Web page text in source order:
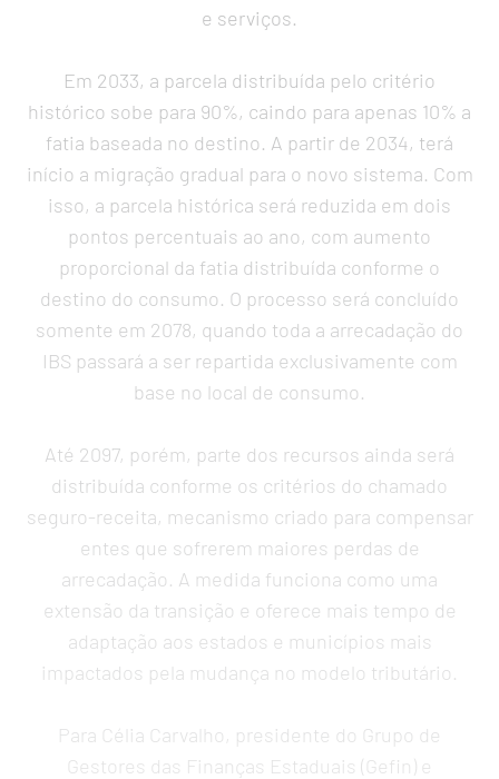
e serviços.
Em 2033, a parcela distribuída pelo critério
histórico sobe para 90%, caindo para apenas 10% a
fatia baseada no destino. A partir de 2034, terá
início a migração gradual para o novo sistema. Com
isso, a parcela histórica será reduzida em dois
pontos percentuais ao ano, com aumento
proporcional da fatia distribuída conforme o
destino do consumo. O processo será concluído
somente em 2078, quando toda a arrecadação do
IBS passará a ser repartida exclusivamente com
base no local de consumo.
Até 2097, porém, parte dos recursos ainda será
distribuída conforme os critérios do chamado
seguro-receita, mecanismo criado para compensar
entes que sofrerem maiores perdas de
arrecadação. A medida funciona como uma
extensão da transição e oferece mais tempo de
adaptação aos estados e municípios mais
impactados pela mudança no modelo tributário.
Para Célia Carvalho, presidente do Grupo de
Gestores das Finanças Estaduais (Gefin) e